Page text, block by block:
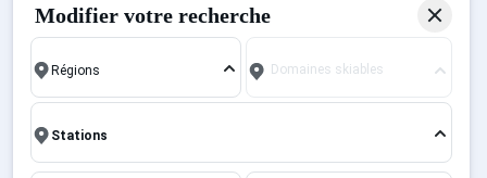
Bons plans
Sites CSE & Groupes
résidences accueillantes et confortables, la station
commerces qui faciliteront grandement le séjour
des vacanciers.
Modifier votre recherche
Domaines skiables